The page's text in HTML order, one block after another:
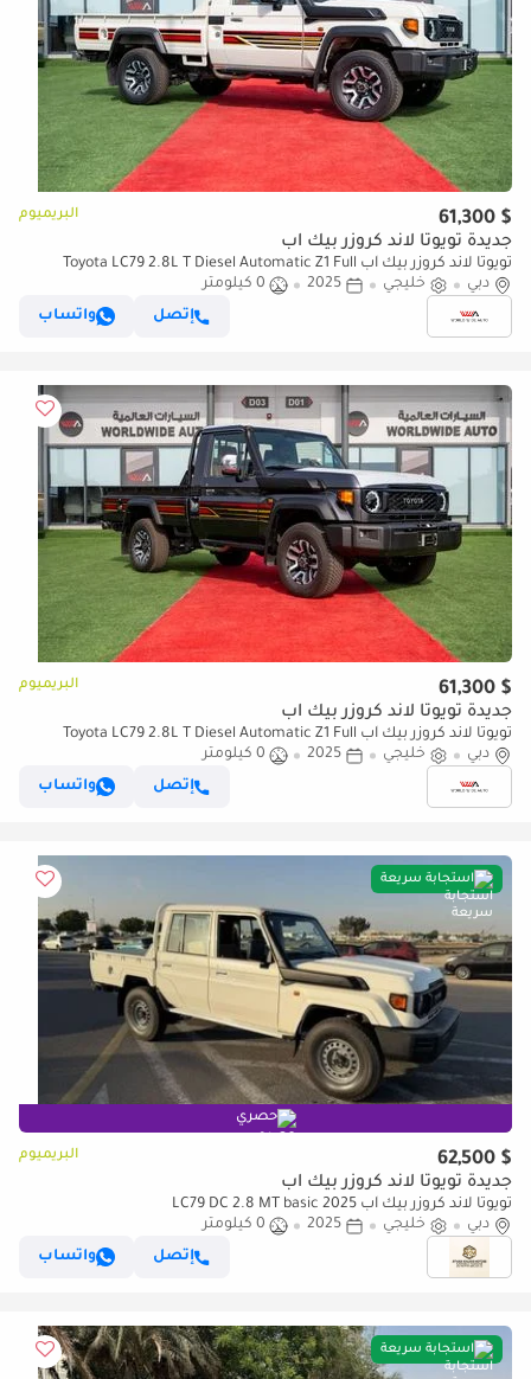
$ 61,300 البريميوم
جديدة تويوتا لاند كروزر بيك آب
تويوتا لاند كروزر بيك آب Toyota LC79 2.8L T Diesel Automatic Z1 Full
Option 2025 (للتصدير فقط)
دبي خليجي 2025
0 كيلومتر
إتصل
واتساب
$ 61,300 البريميوم
جديدة تويوتا لاند كروزر بيك آب
تويوتا لاند كروزر بيك آب Toyota LC79 2.8L T Diesel Automatic Z1 Full
Option 2025 (للتصدير فقط)
دبي خليجي 2025
0 كيلومتر
إتصل
واتساب
استجابة سريعة
حصري
$ 62,500 البريميوم
جديدة تويوتا لاند كروزر بيك آب
تويوتا لاند كروزر بيك آب LC79 DC 2.8 MT basic 2025
دبي
خليجي 2025
0 كيلومتر
إتصل
واتساب
استجابة سريعة